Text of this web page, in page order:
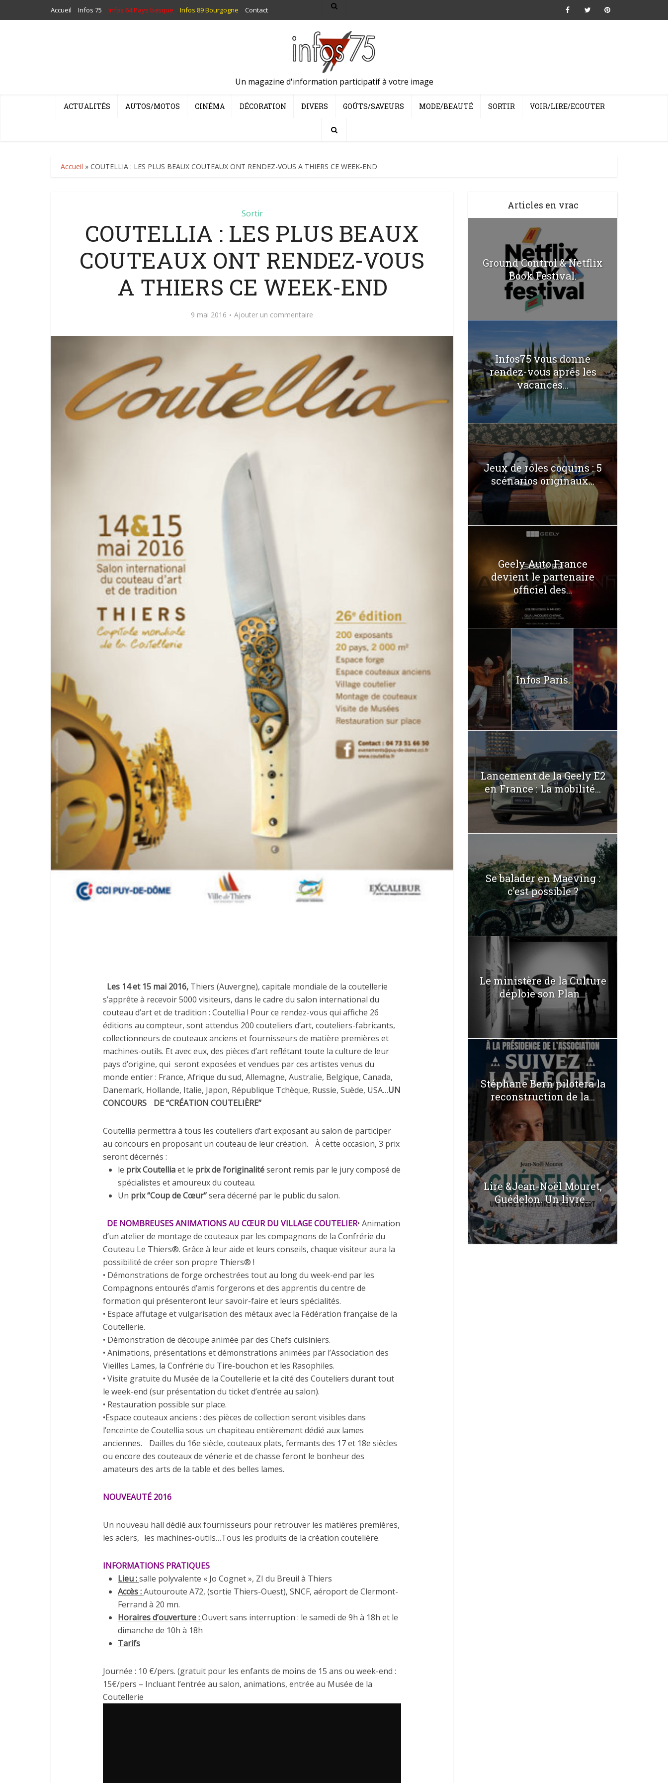
Accueil Infos 75 Infos 64 Pays basque Infos 89 Bourgogne Contact
Un magazine d'information participatif à votre image
ACTUALITÉS AUTOS/MOTOS CINÉMA DÉCORATION DIVERS GOÛTS/SAVEURS MODE/BEAUTÉ SORTIR VOIR/LIRE/ECOUTER
Accueil » COUTELLIA : LES PLUS BEAUX COUTEAUX ONT RENDEZ-VOUS A THIERS CE WEEK-END
Sortir
COUTELLIA : LES PLUS BEAUX
COUTEAUX ONT RENDEZ-VOUS
A THIERS CE WEEK-END
9 mai 2016 Ajouter un commentaire
Les 14 et 15 mai 2016, Thiers (Auvergne), capitale mondiale de la coutellerie
s’apprête à recevoir 5000 visiteurs, dans le cadre du salon international du
couteau d’art et de tradition : Coutellia ! Pour ce rendez-vous qui affiche 26
éditions au compteur, sont attendus 200 couteliers d’art, couteliers-fabricants,
collectionneurs de couteaux anciens et fournisseurs de matière premières et
machines-outils. Et avec eux, des pièces d’art reflétant toute la culture de leur
pays d’origine, qui seront exposées et vendues par ces artistes venus du
monde entier : France, Afrique du sud, Allemagne, Australie, Belgique, Canada,
Danemark, Hollande, Italie, Japon, République Tchèque, Russie, Suède, USA…UN
CONCOURS DE “CRÉATION COUTELIÈRE”
Coutellia permettra à tous les couteliers d’art exposant au salon de participer
au concours en proposant un couteau de leur création. À cette occasion, 3 prix
seront décernés :
le prix Coutelliaet le prix de l’originalitéseront remis par le jury composé de
spécialistes et amoureux du couteau.
Un prix “Coup de Cœur”sera décerné par le public du salon.
DE NOMBREUSES ANIMATIONS AU CŒUR DU VILLAGE COUTELIER• Animation
d’un atelier de montage de couteaux par les compagnons de la Confrérie du
Couteau Le Thiers®. Grâce à leur aide et leurs conseils, chaque visiteur aura la
possibilité de créer son propre Thiers® !
• Démonstrations de forge orchestrées tout au long du week-end par les
Compagnons entourés d’amis forgerons et des apprentis du centre de
formation qui présenteront leur savoir-faire et leurs spécialités.
• Espace affutage et vulgarisation des métaux avec la Fédération française de la
Coutellerie.
• Démonstration de découpe animée par des Chefs cuisiniers.
• Animations, présentations et démonstrations animées par l’Association des
Vieilles Lames, la Confrérie du Tire-bouchon et les Rasophiles.
• Visite gratuite du Musée de la Coutellerie et la cité des Couteliers durant tout
le week-end (sur présentation du ticket d’entrée au salon).
• Restauration possible sur place.
•Espace couteaux anciens : des pièces de collection seront visibles dans
l’enceinte de Coutellia sous un chapiteau entièrement dédié aux lames
anciennes. Dailles du 16e siècle, couteaux plats, fermants des 17 et 18e siècles
ou encore des couteaux de vénerie et de chasse feront le bonheur des
amateurs des arts de la table et des belles lames.
NOUVEAUTÉ 2016
Un nouveau hall dédié aux fournisseurs pour retrouver les matières premières,
les aciers, les machines-outils…Tous les produits de la création coutelière.
INFORMATIONS PRATIQUES
Lieu :salle polyvalente « Jo Cognet », ZI du Breuil à Thiers
Accès :Autouroute A72, (sortie Thiers-Ouest), SNCF, aéroport de Clermont-
Ferrand à 20 mn.
Horaires d’ouverture :Ouvert sans interruption : le samedi de 9h à 18h et le
dimanche de 10h à 18h
Tarifs
Journée : 10 €/pers. (gratuit pour les enfants de moins de 15 ans ou week-end :
15€/pers – Incluant l’entrée au salon, animations, entrée au Musée de la
Coutellerie
Articles en vrac
Ground Control & Netflix
Book Festival.
Infos75 vous donne
rendez-vous après les
vacances...
Jeux de rôles coquins : 5
scénarios originaux...
Geely Auto France
devient le partenaire
officiel des...
Infos Paris.
Lancement de la Geely E2
en France : La mobilité...
Se balader en Maeving :
c’est possible ?
Le ministère de la Culture
déploie son Plan...
Stéphane Bern pilotera la
reconstruction de la...
Lire &Jean-Noël Mouret,
Guédelon. Un livre...